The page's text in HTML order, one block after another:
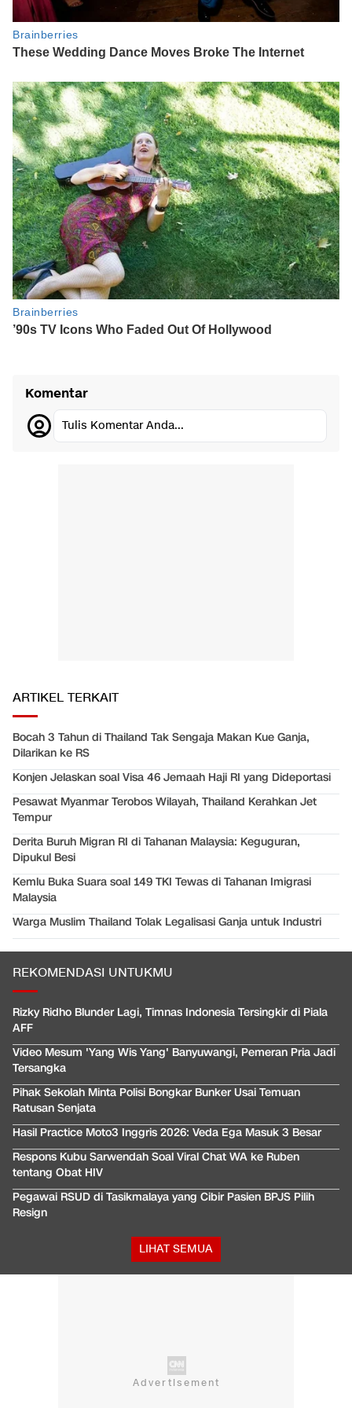
Komentar
Tulis Komentar Anda...
ARTIKEL TERKAIT
Bocah 3 Tahun di Thailand Tak Sengaja Makan Kue Ganja,
Dilarikan ke RS
Konjen Jelaskan soal Visa 46 Jemaah Haji RI yang Dideportasi
Pesawat Myanmar Terobos Wilayah, Thailand Kerahkan Jet
Tempur
Derita Buruh Migran RI di Tahanan Malaysia: Keguguran,
Dipukul Besi
Kemlu Buka Suara soal 149 TKI Tewas di Tahanan Imigrasi
Malaysia
Warga Muslim Thailand Tolak Legalisasi Ganja untuk Industri
REKOMENDASI UNTUKMU
Rizky Ridho Blunder Lagi, Timnas Indonesia Tersingkir di Piala
AFF
Video Mesum 'Yang Wis Yang' Banyuwangi, Pemeran Pria Jadi
Tersangka
Pihak Sekolah Minta Polisi Bongkar Bunker Usai Temuan
Ratusan Senjata
Hasil Practice Moto3 Inggris 2026: Veda Ega Masuk 3 Besar
Respons Kubu Sarwendah Soal Viral Chat WA ke Ruben
tentang Obat HIV
Pegawai RSUD di Tasikmalaya yang Cibir Pasien BPJS Pilih
Resign
LIHAT SEMUA